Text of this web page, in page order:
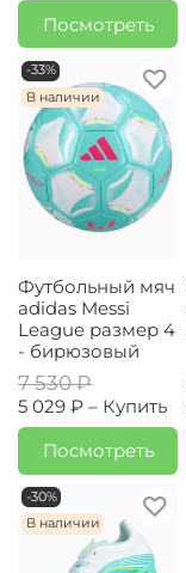
Посмотреть
-33%
В наличии
Футбольный мяч
adidas Messi
League размер 4
- бирюзовый
7 530 ₽
5 029 ₽ – Купить
Посмотреть
-30%
В наличии